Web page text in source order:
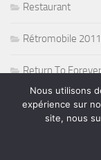
Restaurant
Rétromobile 2011
Return To Forever
Rié Furuse
Nous utilisons
expérience sur
site, nous